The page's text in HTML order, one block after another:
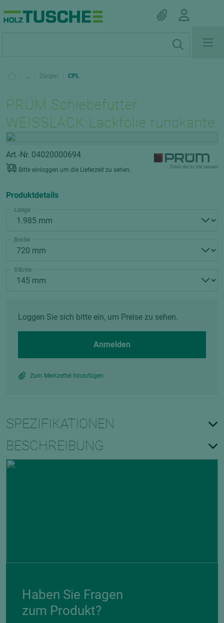
... Zargen CPL
PRÜM Schiebefutter
WEISSLACK Lackfolie rundkante
Art.-Nr. 04020000694
Bitte einloggen um die Lieferzeit zu sehen.
Produktdetails
Länge
Breite
Stärke
Loggen Sie sich bitte ein, um Preise zu sehen.
Anmelden
Zum Merkzettel hinzufügen
SPEZIFIKATIONEN
BESCHREIBUNG
Haben Sie Fragen
zum Produkt?